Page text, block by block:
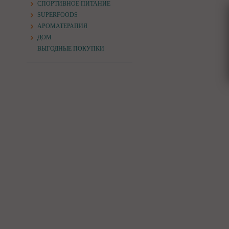
СПОРТИВНОЕ ПИТАНИЕ
SUPERFOODS
АРОМАТЕРАПИЯ
ДОМ
ВЫГОДНЫЕ ПОКУПКИ